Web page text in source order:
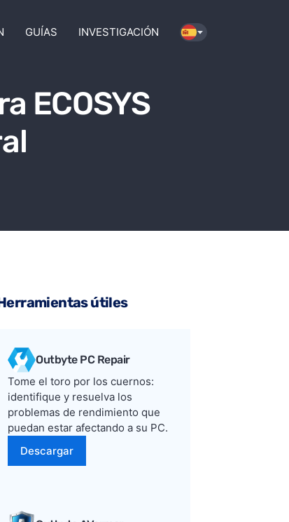
GUÍAS INVESTIGACIÓN
ECOSYS
útiles
Outbyte PC Repair
Tome el toro por los cuernos:
identifique y resuelva los
problemas de rendimiento que
puedan estar afectando a su PC.
Descargar